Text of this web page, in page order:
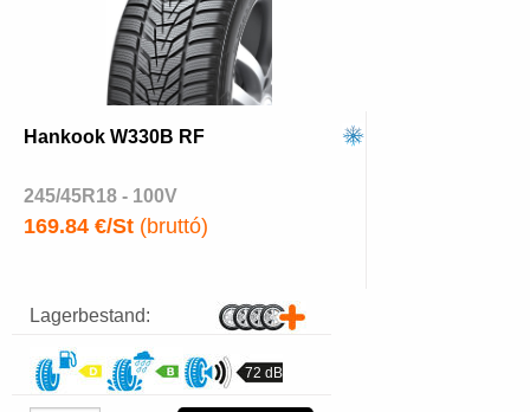
Hankook W330B RF
245/45R18 - 100V
169.84 €/St (bruttó)
Lagerbestand:
72 dB